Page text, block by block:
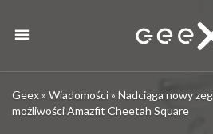
Geex» Wiadomości» Nadciąga nowy
możliwości Amazfit Cheetah Square